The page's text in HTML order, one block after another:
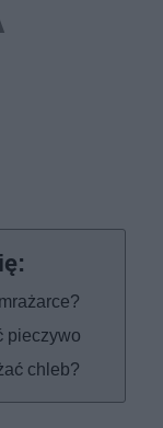
pieczywo
chleb?